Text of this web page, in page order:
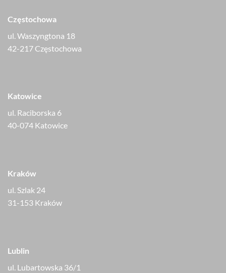
Częstochowa
ul. Waszyngtona 18
42-217 Częstochowa
Katowice
ul. Raciborska 6
40-074 Katowice
Kraków
ul. Szlak 24
31-153 Kraków
Lublin
ul. Lubartowska 36/1